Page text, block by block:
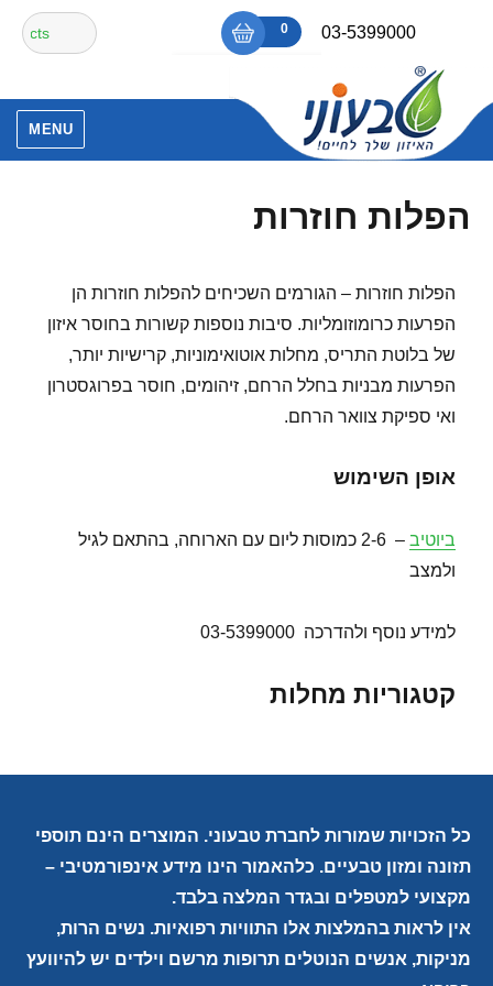
content
03-5399000
₪0
0
אין מוצרים בסל הקניות.
חיפוש
עבור:
MENU
הפלות חוזרות
הפלות חוזרות – הגורמים השכיחים להפלות חוזרות הן
הפרעות כרומוזומליות. סיבות נוספות קשורות בחוסר איזון
של בלוטת התריס, מחלות אוטואימוניות, קרישיות יותר,
הפרעות מבניות בחלל הרחם, זיהומים, חוסר בפרוגסטרון
ואי ספיקת צוואר הרחם.
אופן השימוש
ביוטיב
– 2-6 כמוסות ליום עם הארוחה, בהתאם לגיל
ולמצב
למידע נוסף ולהדרכה 03-5399000
קטגוריות מחלות
כל הזכויות שמורות לחברת טבעוני. המוצרים הינם תוספי
תזונה ומזון טבעיים. כלהאמור הינו מידע אינפורמטיבי –
מקצועי למטפלים ובגדר המלצה בלבד.
אין לראות בהמלצות אלו התוויות רפואיות. נשים הרות,
מניקות, אנשים הנוטלים תרופות מרשם וילדים יש להיוועץ